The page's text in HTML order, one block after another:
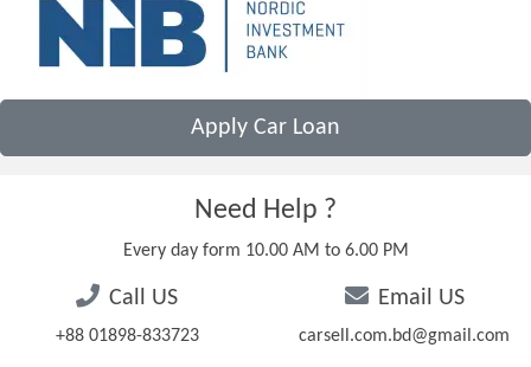
Apply Car Loan
Need Help ?
Every day form 10.00 AM to 6.00 PM
Call US
+88 01898-833723
Email US
carsell.com.bd@gmail.com